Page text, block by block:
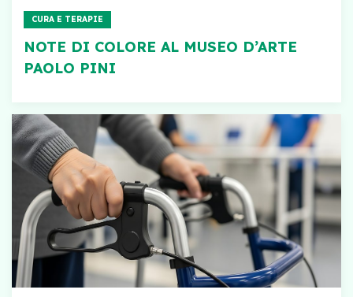
CURA E TERAPIE
NOTE DI COLORE AL MUSEO D’ARTE
PAOLO PINI